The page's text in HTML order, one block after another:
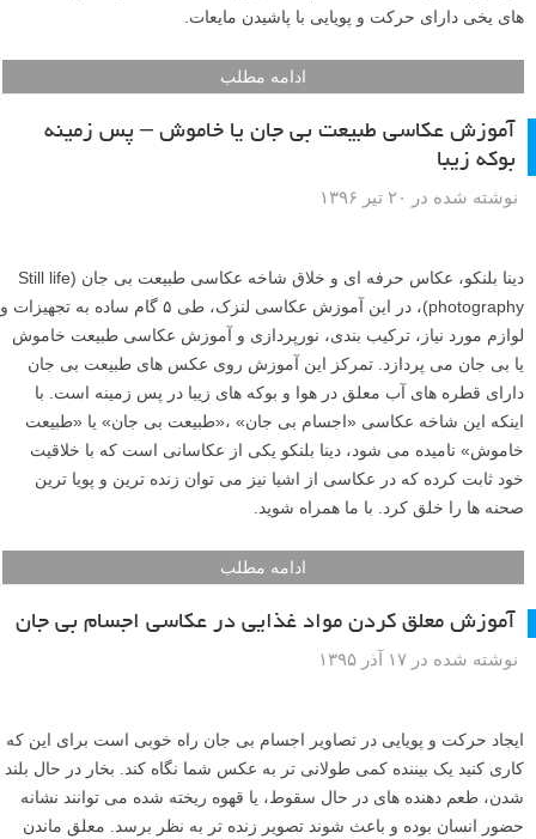
کردن تایپوگرافی غذایی به هرج و مرج تصویر شما را حتی جالب تر خواهد
آموزش عکاسی از اجسام بی جان: بستنی یخی های متحرک
نوشته شده در ۲۱ شهریور ۱۳۹۶
مزه و رنگی و یک صحنه اجسام بی جان زیبای تابستانی همراه شوید. بستنی
های یخی دارای حرکت و پویایی با پاشیدن مایعات.